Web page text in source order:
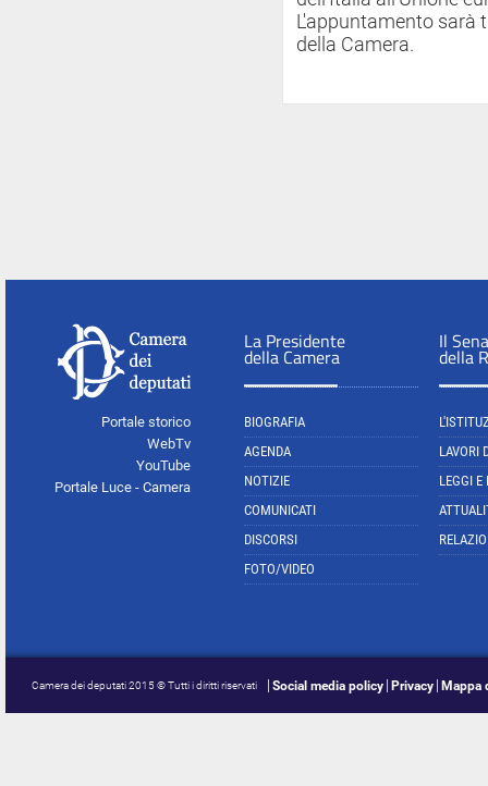
L'appuntamento sarà
della Camera.
Portale storico
WebTv
YouTube
Portale Luce - Camera
La Presidente
della Camera
BIOGRAFIA
AGENDA
NOTIZIE
COMUNICATI
DISCORSI
FOTO/VIDEO
Il
della
LAVORI
LEGGI E
Camera dei deputati 2015 © Tutti i diritti riservati Social media policy Privacy Mappa